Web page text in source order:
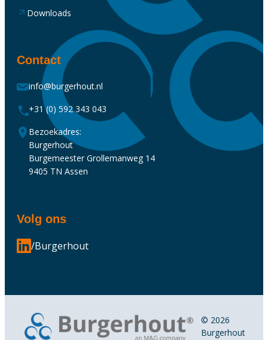
Downloads
Contact
info@burgerhout.nl
+31 (0) 592 343 043
Bezoekadres:
Burgerhout
Burgemeester Grollemanweg 14
9405 TN Assen
Volg ons
/Burgerhout
© 2026
Burgerhout